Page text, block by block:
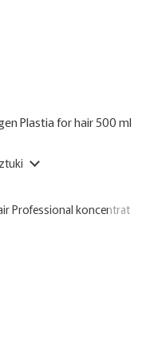
Plastia for hair 500 ml